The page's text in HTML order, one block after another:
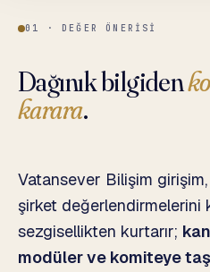
01 · DEĞER ÖNERISI
Dağınık bilgiden
karara.
Vatansever Bilişim
şirket değerlendirmelerini
sezgisellikten kurtarır;
modüler ve komiteye